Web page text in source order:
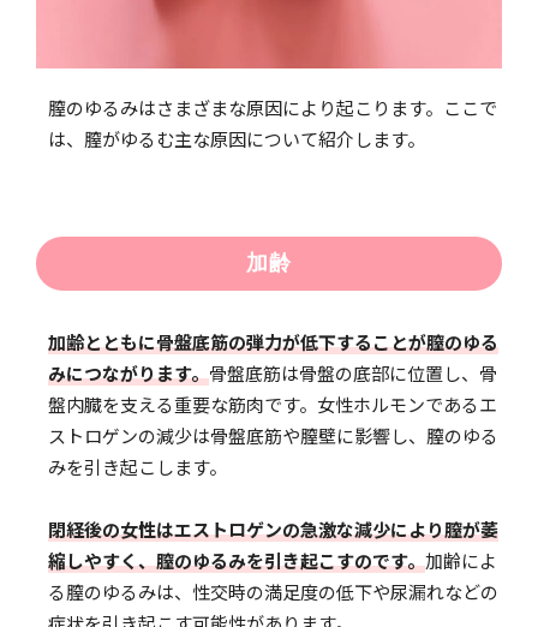
膣のゆるみはさまざまな原因により起こります。ここで
は、膣がゆるむ主な原因について紹介します。
加齢
加齢とともに骨盤底筋の弾力が低下することが膣のゆる
みにつながります。骨盤底筋は骨盤の底部に位置し、骨
盤内臓を支える重要な筋肉です。女性ホルモンであるエ
ストロゲンの減少は骨盤底筋や膣壁に影響し、膣のゆる
みを引き起こします。
閉経後の女性はエストロゲンの急激な減少により膣が萎
縮しやすく、膣のゆるみを引き起こすのです。加齢によ
る膣のゆるみは、性交時の満足度の低下や尿漏れなどの